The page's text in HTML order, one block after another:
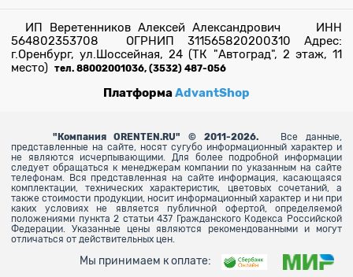
ИП Веретенников Алексей Александрович ИНН
564802353708 ОГРНИП 311565820200310 Адрес:
г.Оренбург, ул.Шоссейная, 24 (ТК "Автоград", 2 этаж, 11
место) тел. 88002001036, (3532) 487-056
ПлатформаAdvantShop
" Компания ORENTEN.RU" © 2011-2026.
Все данные,
представленные на сайте, носят сугубо информационный характер и
не являются исчерпывающими. Для более подробной информации
следует обращаться к менеджерам компании по указанным на сайте
телефонам. Вся представленная на сайте информация, касающаяся
комплектации, технических характеристик, цветовых сочетаний, а
также стоимости продукции, носит информационный характер и ни при
каких условиях не является публичной офертой, определяемой
положениями пункта 2 статьи 437 Гражданского Кодекса Российской
Федерации. Указанные цены являются рекомендованными и могут
отличаться от действительных цен.
Мы принимаем к оплате: